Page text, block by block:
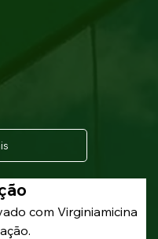
com Virginiamicina